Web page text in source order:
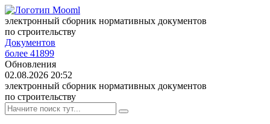
электронный сборник нормативных документов
по строительству
Документов
более 41899
Обновления
02.08.2026 20:52
электронный сборник нормативных документов
по строительству